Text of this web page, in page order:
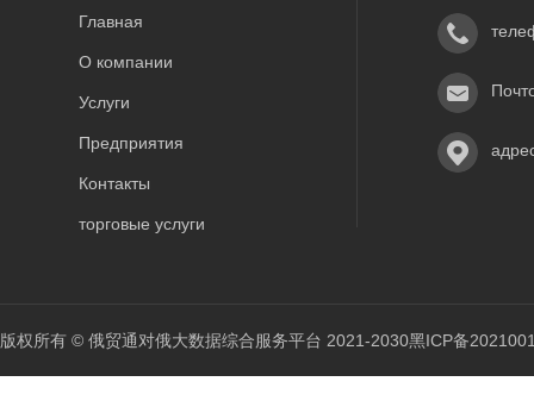
Главная
О компании
Услуги
Предприятия
Контакты
торговые услуги
版权所有 © 俄贸通对俄大数据综合服务平台 2021-2030黑ICP备